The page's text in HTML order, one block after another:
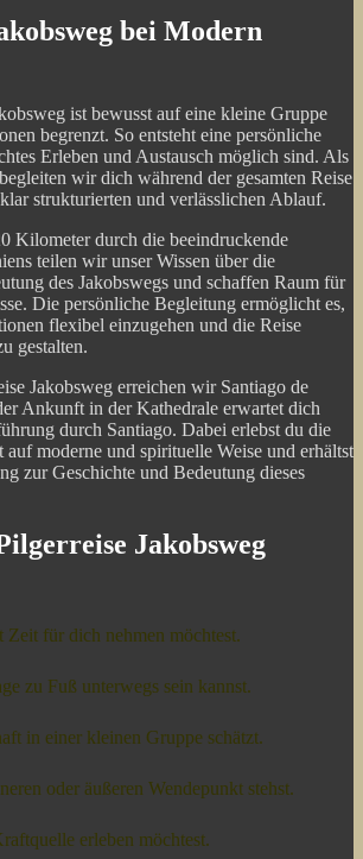
bei Modern
ist bewusst auf eine kleine Gruppe
begrenzt. So entsteht eine persönliche
Erleben und Austausch möglich sind. Als
wir dich während der gesamten Reise
strukturierten und verlässlichen Ablauf.
Kilometer durch die beeindruckende
teilen wir unser Wissen über die
des Jakobswegs und schaffen Raum für
Die persönliche Begleitung ermöglicht es,
flexibel einzugehen und die Reise
gestalten.
Jakobsweg erreichen wir Santiago de
Ankunft in der Kathedrale erwartet dich
durch Santiago. Dabei erlebst du die
auf moderne und spirituelle Weise und erhältst
zur Geschichte und Bedeutung dieses
Jakobsweg
Zeit für dich nehmen möchtest.
zu Fuß unterwegs sein kannst.
in einer kleinen Gruppe schätzt.
oder äußeren Wendepunkt stehst.
erleben möchtest.